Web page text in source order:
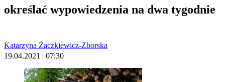
określać wypowiedzenia na dwa tygodnie
Katarzyna Żaczkiewicz-Zborska
19.04.2021 | 07:30